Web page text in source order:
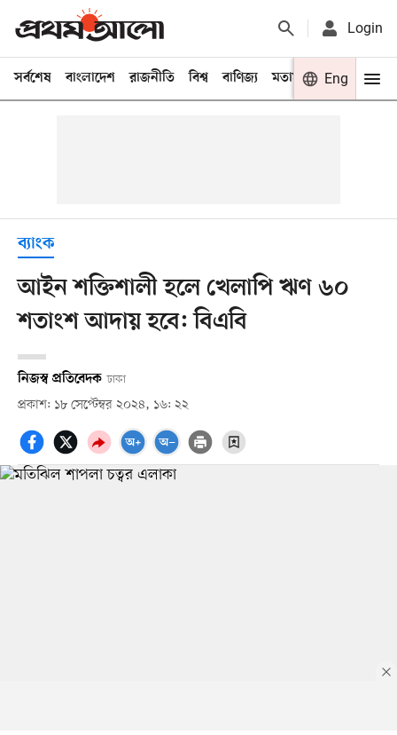
Login
সর্বশেষ বাংলাদেশ রাজনীতি বিশ্ব বাণিজ্য মতামত খেলা
Eng
ব্যাংক
আইন শক্তিশালী হলে খেলাপি ঋণ ৬০
শতাংশ আদায় হবে: বিএবি
নিজস্ব প্রতিবেদক ঢাকা
প্রকাশ: ১৮ সেপ্টেম্বর ২০২৪, ১৬: ২২